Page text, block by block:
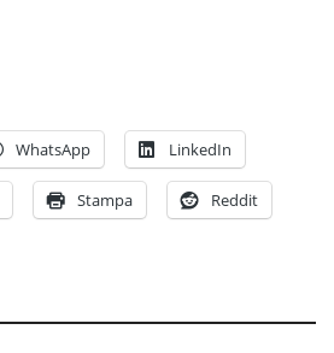
WhatsApp LinkedIn
Stampa Reddit